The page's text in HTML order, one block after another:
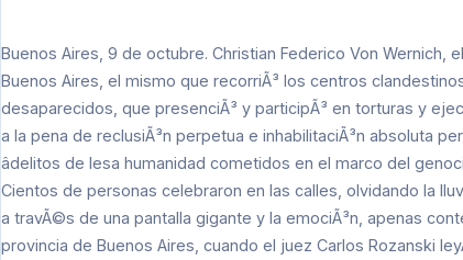
Buenos Aires, 9 de octubre. Christian Federico Von Wernich,
Buenos Aires, el mismo que recorriÃ³ los centros
desaparecidos, que presenciÃ³ y participÃ³ en torturas y
a la pena de reclusiÃ³n perpetua e inhabilitaciÃ³n absoluta
âdelitos de lesa humanidad cometidos en el marco del
Cientos de personas celebraron en las calles, olvidando la
a travÃ©s de una pantalla gigante y la emociÃ³n, apenas
provincia de Buenos Aires, cuando el juez Carlos Rozanski